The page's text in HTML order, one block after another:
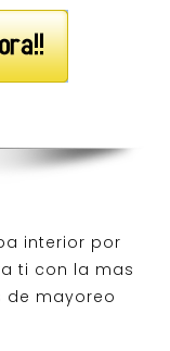
interior por
ti con la mas
de mayoreo